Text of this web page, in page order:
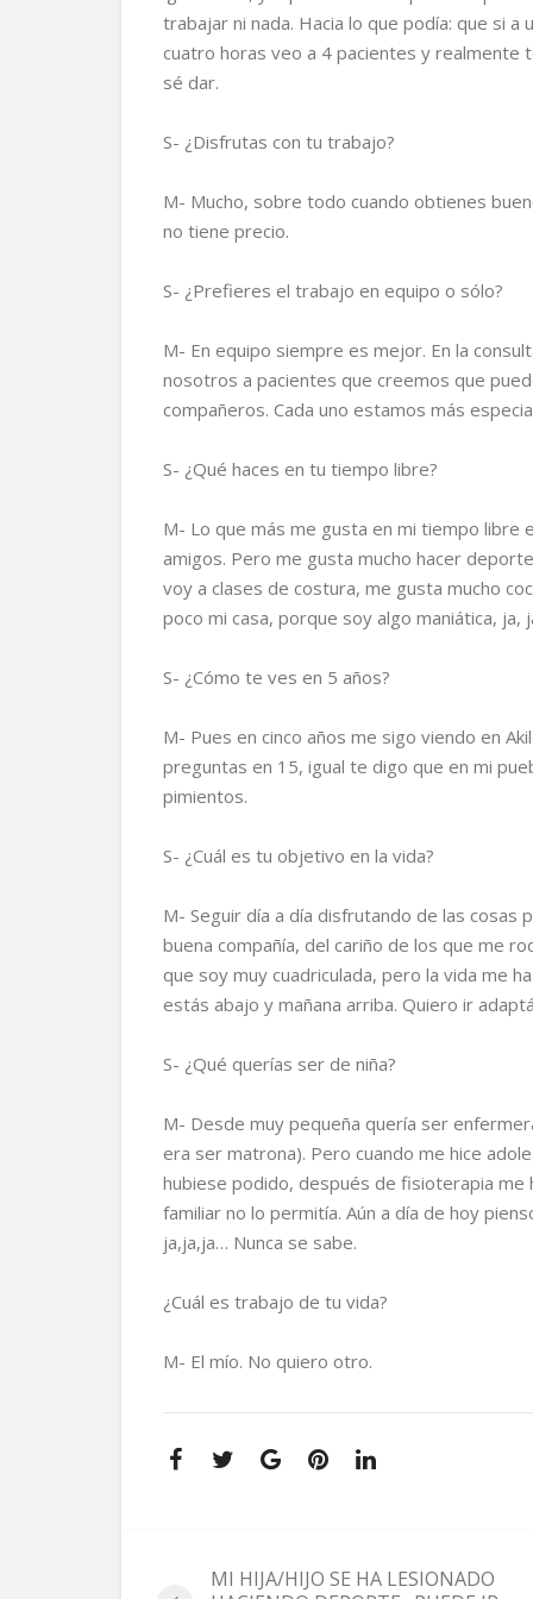
trabajar ni nada. Hacia lo que podía: que si
cuatro horas veo a 4 pacientes y
sé dar.
S- ¿Disfrutas con tu trabajo?
M- Mucho, sobre todo cuando obtienes
no tiene precio.
S- ¿Prefieres el trabajo en equipo o sólo?
M- En equipo siempre es mejor. En la
nosotros a pacientes que creemos que
compañeros. Cada uno estamos más
S- ¿Qué haces en tu tiempo libre?
M- Lo que más me gusta en mi tiempo libre
amigos. Pero me gusta mucho hacer
voy a clases de costura, me gusta mucho
poco mi casa, porque soy algo maniática, ja,
S- ¿Cómo te ves en 5 años?
M- Pues en cinco años me sigo viendo en
preguntas en 15, igual te digo que en mi
pimientos.
S- ¿Cuál es tu objetivo en la vida?
M- Seguir día a día disfrutando de las cosas
buena compañía, del cariño de los que me
que soy muy cuadriculada, pero la vida me
estás abajo y mañana arriba. Quiero ir
S- ¿Qué querías ser de niña?
M- Desde muy pequeña quería ser
era ser matrona). Pero cuando me hice
hubiese podido, después de fisioterapia
familiar no lo permitía. Aún a día de hoy
ja,ja,ja… Nunca se sabe.
¿Cuál es trabajo de tu vida?
M- El mío. No quiero otro.
MI HIJA/HIJO SE HA LESIONADO